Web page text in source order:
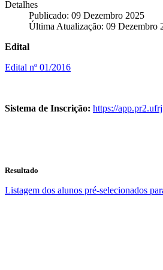
Detalhes
Publicado: 09 Dezembro 2025
Última Atualização: 09 Dezembro
Edital
Edital nº 01/2016
Sistema de Inscrição: https://
Resultado
Listagem dos alunos pré-selecionados